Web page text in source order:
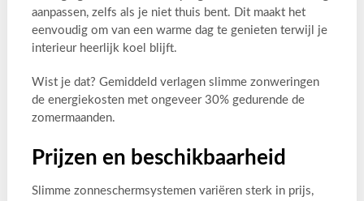
aanpassen, zelfs als je niet thuis bent. Dit maakt het
eenvoudig om van een warme dag te genieten terwijl je
interieur heerlijk koel blijft.
Wist je dat? Gemiddeld verlagen slimme zonweringen
de energiekosten met ongeveer 30% gedurende de
zomermaanden.
Prijzen en beschikbaarheid
Slimme zonneschermsystemen variëren sterk in prijs,